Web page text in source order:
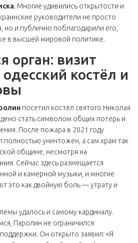
. Многие удивились открытости и
руководители не просто
но и публично поблагодарили его,
в высшей мировой политике.
орган: визит
костёл и
посетил костёл святого Николая
стать символом общих потерь и
После пожара в 2021 году
полностью уничтожен, а сам храм так
общине, несмотря на
Сейчас здесь размещается
и камерной музыки, и многие
это как двойную боль — утрату и
удалось и самому кардиналу.
Паролин не ограничился
Он открыто заявил: «Я